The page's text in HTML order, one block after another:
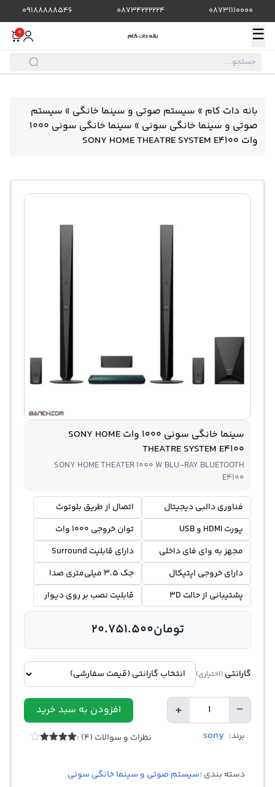
08731110000
08734222224
09188888546
☰
0
بانه دات کام » سیستم صوتی و سینما خانگی » سیستم
صوتی و سینما خانگی سونی »
سینما خانگی سونی 1000
وات SONY HOME THEATRE SYSTEM E4100
سینما خانگی سونی 1000 وات SONY HOME
THEATRE SYSTEM E4100
SONY HOME THEATER 1000 W BLU-RAY BLUETOOTH
E4100
فناوری دالبی دیجیتال
اتصال از طریق بلوتوث
پورت HDMI و USB
توان خروجی 1000 وات
مجهز به وای فای داخلی
دارای قابلیت Surround
دارای خروجی اپتیکال
جک 3.5 میلی‌متری صدا
پشتیبانی از حالت 3D
قابلیت نصب بر روی دیوار
تومان20.751.500
گارانتی (اختیاری)
−
Quantity
+ افزودن به سبد خرید
برند: sony نظرات و سوالات (4) :
based
دسته بندی :سیستم صوتی و سینما خانگی سونی